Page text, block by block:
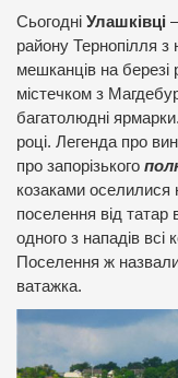
Сьогодні Улашківці
району Тернопілля з
мешканців на березі
містечком з
багатолюдні
році. Легенда про
про запорізького
козаками оселилися
поселення від
одного з нападів всі
Поселення ж
ватажка.